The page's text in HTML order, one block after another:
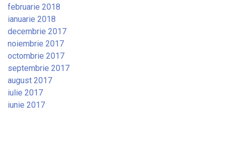
februarie 2018
ianuarie 2018
decembrie 2017
noiembrie 2017
octombrie 2017
septembrie 2017
august 2017
iulie 2017
iunie 2017